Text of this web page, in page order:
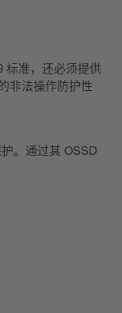
标准，还必须提供
非法操作防护性
。通过其 OSSD